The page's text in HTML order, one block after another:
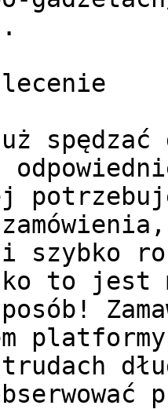
spędzać
szybko
to jest
trudach